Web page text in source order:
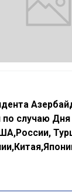
по случаю Дня